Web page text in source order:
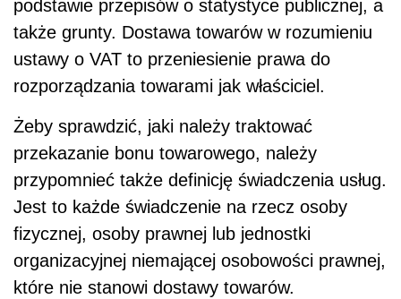
podstawie przepisów o statystyce publicznej, a
także grunty. Dostawa towarów w rozumieniu
ustawy o VAT to przeniesienie prawa do
rozporządzania towarami jak właściciel.
Żeby sprawdzić, jaki należy traktować
przekazanie bonu towarowego, należy
przypomnieć także definicję świadczenia usług.
Jest to każde świadczenie na rzecz osoby
fizycznej, osoby prawnej lub jednostki
organizacyjnej niemającej osobowości prawnej,
które nie stanowi dostawy towarów.